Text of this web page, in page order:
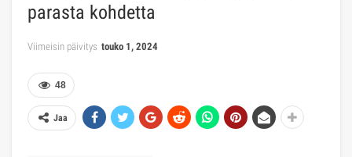
parasta kohdetta
Viimeisin päivitys touko 1, 2024
48
Jaa